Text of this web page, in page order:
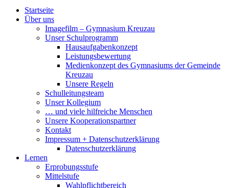
Startseite
Über uns
Imagefilm – Gymnasium Kreuzau
Unser Schulprogramm
Hausaufgabenkonzept
Leistungsbewertung
Medienkonzept des Gymnasiums der Gemeinde
Kreuzau
Unsere Regeln
Schulleitungsteam
Unser Kollegium
… und viele hilfreiche Menschen
Unsere Kooperationspartner
Kontakt
Impressum + Datenschutzerklärung
Datenschutzerklärung
Lernen
Erprobungsstufe
Mittelstufe
Wahlpflichtbereich